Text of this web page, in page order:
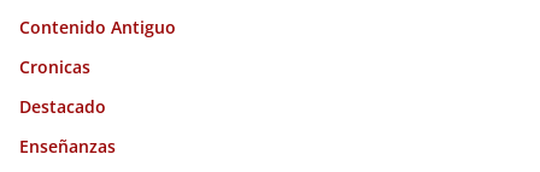
Contenido Antiguo
Cronicas
Destacado
Enseñanzas